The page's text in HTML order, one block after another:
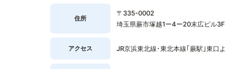
住所
〒335-0002
埼玉県蕨市塚越1ー4ー20末広ビル3F
アクセス JR京浜東北線･東北本線｢蕨駅｣東口